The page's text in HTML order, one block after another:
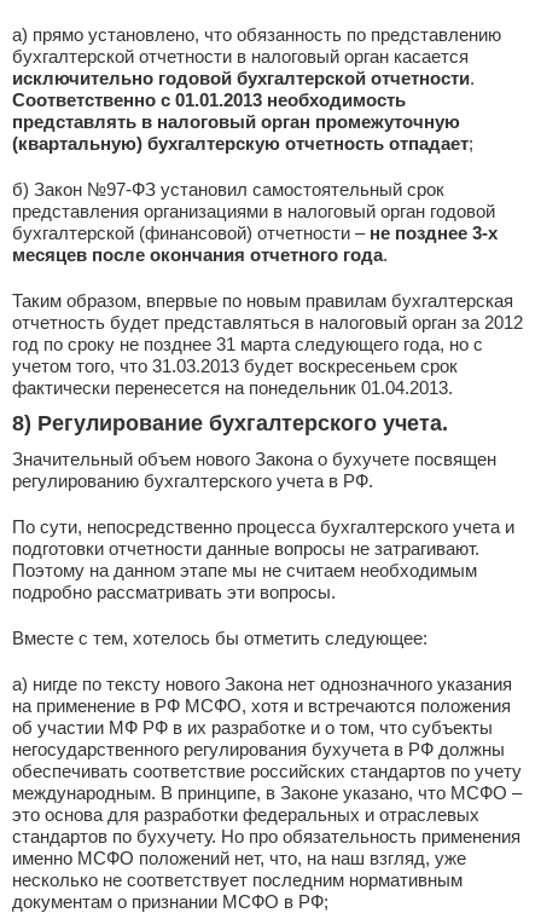
а) прямо установлено, что обязанность по представлению
бухгалтерской отчетности в налоговый орган касается
исключительно годовой бухгалтерской отчетности.
Соответственно с 01.01.2013 необходимость
представлять в налоговый орган промежуточную
(квартальную) бухгалтерскую отчетность отпадает;
б) Закон №97-ФЗ установил самостоятельный срок
представления организациями в налоговый орган годовой
бухгалтерской (финансовой) отчетности – не позднее 3-х
месяцев после окончания отчетного года.
Таким образом, впервые по новым правилам бухгалтерская
отчетность будет представляться в налоговый орган за 2012
год по сроку не позднее 31 марта следующего года, но с
учетом того, что 31.03.2013 будет воскресеньем срок
фактически перенесется на понедельник 01.04.2013.
8) Регулирование бухгалтерского учета.
Значительный объем нового Закона о бухучете посвящен
регулированию бухгалтерского учета в РФ.
По сути, непосредственно процесса бухгалтерского учета и
подготовки отчетности данные вопросы не затрагивают.
Поэтому на данном этапе мы не считаем необходимым
подробно рассматривать эти вопросы.
Вместе с тем, хотелось бы отметить следующее:
а) нигде по тексту нового Закона нет однозначного указания
на применение в РФ МСФО, хотя и встречаются положения
об участии МФ РФ в их разработке и о том, что субъекты
негосударственного регулирования бухучета в РФ должны
обеспечивать соответствие российских стандартов по учету
международным. В принципе, в Законе указано, что МСФО –
это основа для разработки федеральных и отраслевых
стандартов по бухучету. Но про обязательность применения
именно МСФО положений нет, что, на наш взгляд, уже
несколько не соответствует последним нормативным
документам о признании МСФО в РФ;